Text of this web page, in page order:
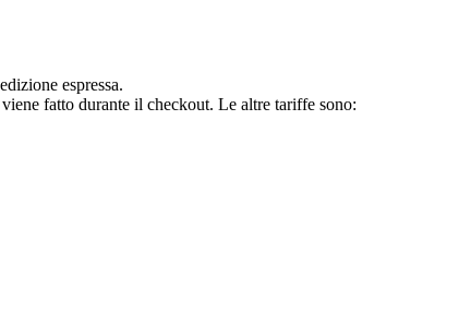
espressa.
fatto durante il checkout. Le altre tariffe sono: